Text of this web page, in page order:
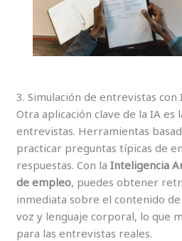
3. Simulación de entrevistas con
Otra aplicación clave de la IA es
entrevistas. Herramientas
practicar preguntas típicas de
respuestas. Con laInteligencia
de empleo, puedes obtener
inmediata sobre el contenido
voz y lenguaje corporal, lo que
para las entrevistas reales.